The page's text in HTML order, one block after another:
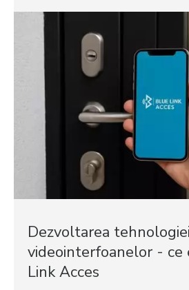
Dezvoltarea tehnologiei
videointerfoanelor - ce
Link Acces